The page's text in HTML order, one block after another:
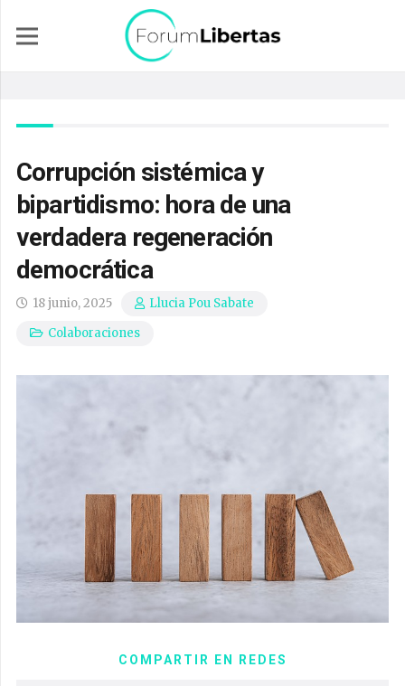
Corrupción sistémica y
bipartidismo: hora de una
verdadera regeneración
democrática
18 junio, 2025
Llucia Pou Sabate
Colaboraciones
COMPARTIR EN REDES